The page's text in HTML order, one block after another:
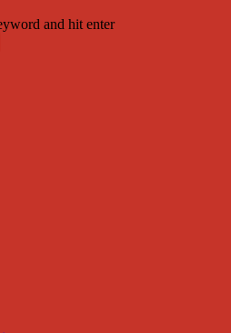
and hit enter